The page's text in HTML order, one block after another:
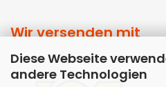
Diese Webseite
andere Technologien
Wir versenden mit